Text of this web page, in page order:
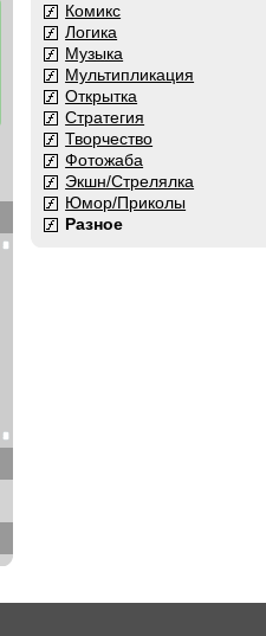
Комикс
Логика
Музыка
Мультипликация
Открытка
Стратегия
Творчество
Фотожаба
Экшн/Стрелялка
Юмор/Приколы
Разное